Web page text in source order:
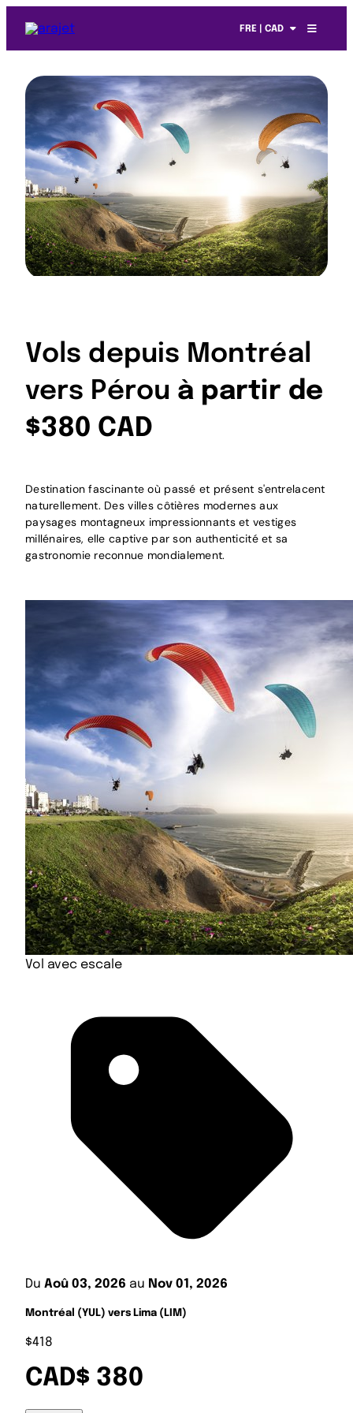
FRE | CAD
Vols depuis Montréal
vers Pérou à partir de
$380 CAD
Destination fascinante où passé et présent s'entrelacent
naturellement. Des villes côtières modernes aux
paysages montagneux impressionnants et vestiges
millénaires, elle captive par son authenticité et sa
gastronomie reconnue mondialement.
Vol avec escale
Du Aoû 03, 2026 au Nov 01, 2026
Montréal (YUL) vers Lima (LIM)
$418
CAD$ 380